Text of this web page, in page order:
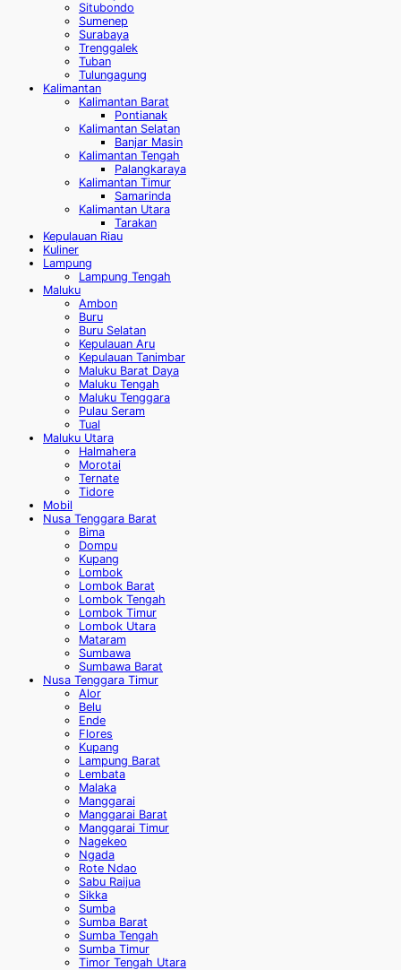
Situbondo
Sumenep
Surabaya
Trenggalek
Tuban
Tulungagung
Kalimantan
Kalimantan Barat
Pontianak
Kalimantan Selatan
Banjar Masin
Kalimantan Tengah
Palangkaraya
Kalimantan Timur
Samarinda
Kalimantan Utara
Tarakan
Kepulauan Riau
Kuliner
Lampung
Lampung Tengah
Maluku
Ambon
Buru
Buru Selatan
Kepulauan Aru
Kepulauan Tanimbar
Maluku Barat Daya
Maluku Tengah
Maluku Tenggara
Pulau Seram
Tual
Maluku Utara
Halmahera
Morotai
Ternate
Tidore
Mobil
Nusa Tenggara Barat
Bima
Dompu
Kupang
Lombok
Lombok Barat
Lombok Tengah
Lombok Timur
Lombok Utara
Mataram
Sumbawa
Sumbawa Barat
Nusa Tenggara Timur
Alor
Belu
Ende
Flores
Kupang
Lampung Barat
Lembata
Malaka
Manggarai
Manggarai Barat
Manggarai Timur
Nagekeo
Ngada
Rote Ndao
Sabu Raijua
Sikka
Sumba
Sumba Barat
Sumba Tengah
Sumba Timur
Timor Tengah Utara